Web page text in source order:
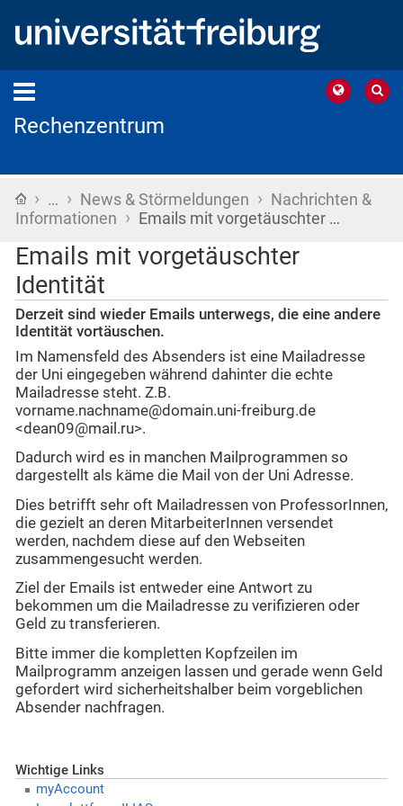
Rechenzentrum
Startseite
› … › News & Störmeldungen › Nachrichten &
Informationen › Emails mit vorgetäuschter …
Emails mit vorgetäuschter
Identität
Derzeit sind wieder Emails unterwegs, die eine andere
Identität vortäuschen.
Im Namensfeld des Absenders ist eine Mailadresse
der Uni eingegeben während dahinter die echte
Mailadresse steht. Z.B.
vorname.nachname@domain.uni-freiburg.de
<dean09@mail.ru>.
Dadurch wird es in manchen Mailprogrammen so
dargestellt als käme die Mail von der Uni Adresse.
Dies betrifft sehr oft Mailadressen von ProfessorInnen,
die gezielt an deren MitarbeiterInnen versendet
werden, nachdem diese auf den Webseiten
zusammengesucht werden.
Ziel der Emails ist entweder eine Antwort zu
bekommen um die Mailadresse zu verifizieren oder
Geld zu transferieren.
Bitte immer die kompletten Kopfzeilen im
Mailprogramm anzeigen lassen und gerade wenn Geld
gefordert wird sicherheitshalber beim vorgeblichen
Absender nachfragen.
Wichtige Links
myAccount